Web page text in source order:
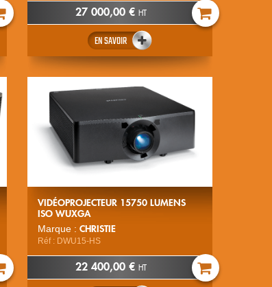
27 000,00 €HT
EN SAVOIR
VIDÉOPROJECTEUR 15750 LUMENS
ISO WUXGA
Marque : CHRISTIE
Réf : DWU15-HS
22 400,00 €HT